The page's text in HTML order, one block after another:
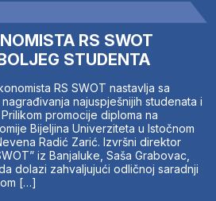
RS SWOT
STUDENTA
RS SWOT nastavlja sa
najuspješnijih studenata i
promocije diploma na
Bijeljina Univerziteta u Istočnom
Radić Zarić. Izvršni direktor
iz Banjaluke, Saša Grabovac,
dolazi zahvaljujući odličnoj saradnji
[…]